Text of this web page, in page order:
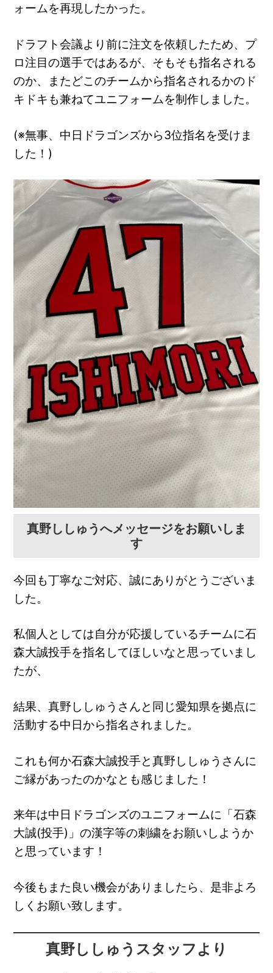
ォームを再現したかった。
ドラフト会議より前に注文を依頼したため、プ
ロ注目の選手ではあるが、そもそも指名される
のか、またどこのチームから指名されるかのド
キドキも兼ねてユニフォームを制作しました。
(※無事、中日ドラゴンズから3位指名を受けま
した！)
真野ししゅうへメッセージをお願いしま
す
今回も丁寧なご対応、誠にありがとうございま
した。
私個人としては自分が応援しているチームに石
森大誠投手を指名してほしいなと思っていまし
たが、
結果、真野ししゅうさんと同じ愛知県を拠点に
活動する中日から指名されました。
これも何か石森大誠投手と真野ししゅうさんに
ご縁があったのかなとも感じました！
来年は中日ドラゴンズのユニフォームに「石森
大誠(投手)」の漢字等の刺繍をお願いしようか
と思っています！
今後もまた良い機会がありましたら、是非よろ
しくお願い致します。
真野ししゅうスタッフより